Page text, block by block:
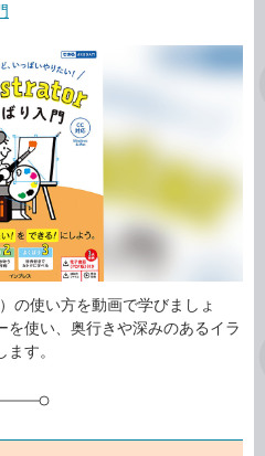
の使い方を動画で学びましょ
を使い、奥行きや深みのあるイラ
す。